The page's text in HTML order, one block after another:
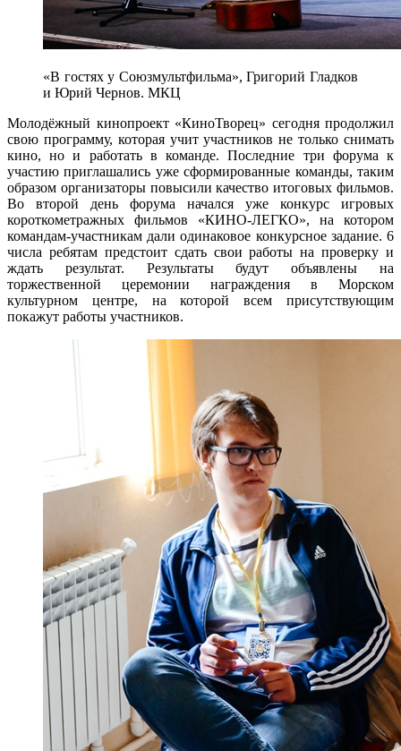
«В гостях у Союзмультфильма», Григорий Гладков
и Юрий Чернов. МКЦ
Молодёжный кинопроект «КиноТворец» сегодня продолжил
свою программу, которая учит участников не только снимать
кино, но и работать в команде. Последние три форума к
участию приглашались уже сформированные команды, таким
образом организаторы повысили качество итоговых фильмов.
Во второй день форума начался уже конкурс игровых
короткометражных фильмов «КИНО-ЛЕГКО», на котором
командам-участникам дали одинаковое конкурсное задание. 6
числа ребятам предстоит сдать свои работы на проверку и
ждать результат. Результаты будут объявлены на
торжественной церемонии награждения в Морском
культурном центре, на которой всем присутствующим
покажут работы участников.